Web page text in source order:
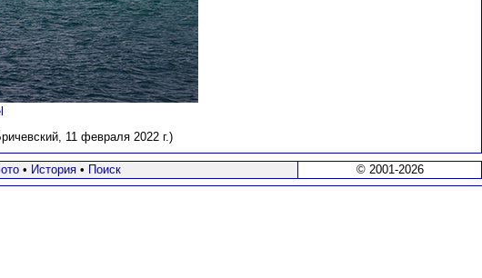
11 февраля 2022 г.)
• История• Поиск © 2001-2026